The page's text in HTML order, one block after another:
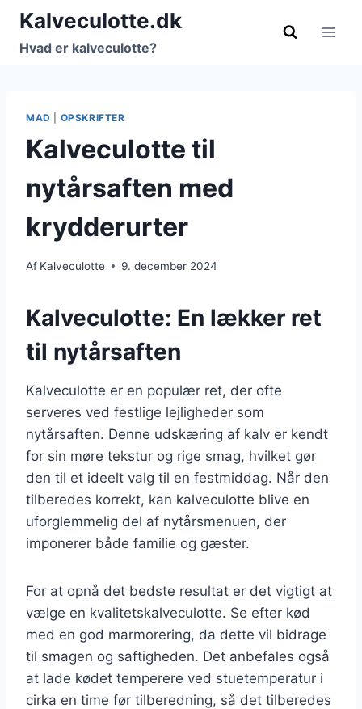
Fortsæt
indhold
Kalveculotte.dk
Hvad er kalveculotte?
MAD OPSKRIFTER
Kalveculotte til
nytårsaften med
krydderurter
Af Kalveculotte 9. december 2024
Kalveculotte: En lækker ret
til nytårsaften
Kalveculotte er en populær ret, der ofte
serveres ved festlige lejligheder som
nytårsaften. Denne udskæring af kalv er kendt
for sin møre tekstur og rige smag, hvilket gør
den til et ideelt valg til en festmiddag. Når den
tilberedes korrekt, kan kalveculotte blive en
uforglemmelig del af nytårsmenuen, der
imponerer både familie og gæster.
For at opnå det bedste resultat er det vigtigt at
vælge en kvalitetskalveculotte. Se efter kød
med en god marmorering, da dette vil bidrage
til smagen og saftigheden. Det anbefales også
at lade kødet temperere ved stuetemperatur i
cirka en time før tilberedning, så det tilberedes